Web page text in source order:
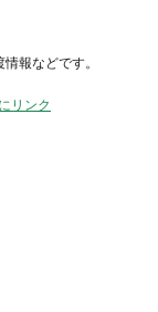
報などです。
リンク